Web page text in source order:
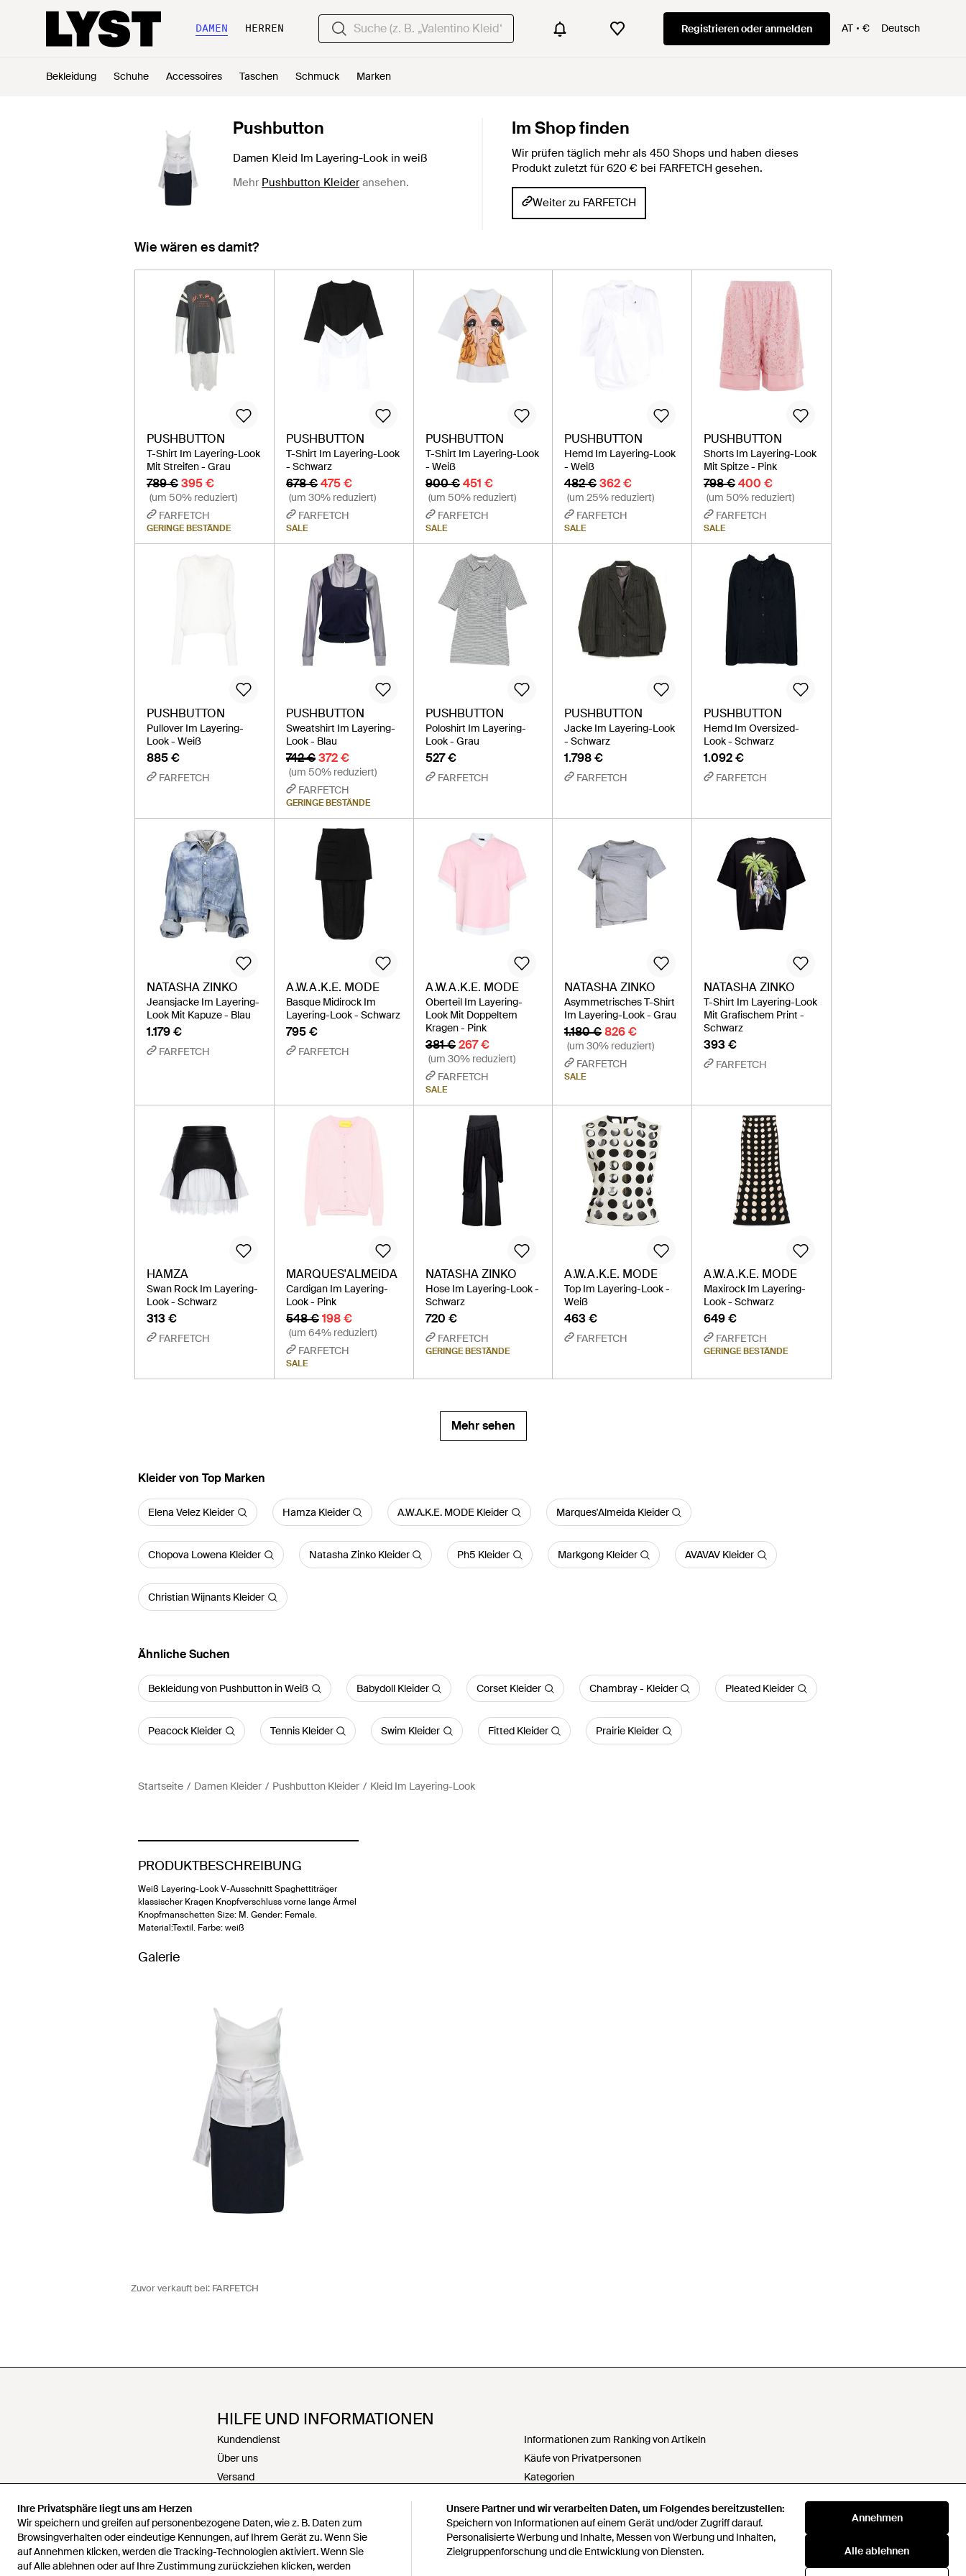
Ihre Privatsphäre liegt uns am Herzen
Wir speichern und greifen auf personenbezogene Daten, wie z. B. Daten zum
Browsingverhalten oder eindeutige Kennungen, auf Ihrem Gerät zu. Wenn Sie
auf Annehmen klicken, werden die Tracking-Technologien aktiviert. Wenn Sie
auf Alle ablehnen oder auf Ihre Zustimmung zurückziehen klicken, werden
Unsere Partner und wir verarbeiten Daten, um Folgendes bereitzustellen:
Speichern von Informationen auf einem Gerät und/oder Zugriff darauf.
Personalisierte Werbung und Inhalte, Messen von Werbung und Inhalten,
Zielgruppenforschung und die Entwicklung von Diensten.
Annehmen
Alle ablehnen
DAMEN HERREN Registrieren oder anmelden AT € Deutsch
Bekleidung Schuhe Accessoires Taschen Schmuck Marken
Pushbutton
Damen Kleid Im Layering-Look in weiß
Mehr Pushbutton Kleideransehen.
Im Shop finden
Wir prüfen täglich mehr als 450 Shops und haben dieses
Produkt zuletzt für 620 € bei FARFETCH gesehen.
Weiter zu FARFETCH
Wie wären es damit?
PUSHBUTTON
T-Shirt Im Layering-Look
Mit Streifen - Grau
789 €395 €
(um 50% reduziert)
FARFETCH
GERINGE BESTÄNDE
PUSHBUTTON
T-Shirt Im Layering-Look
- Schwarz
678 € 475 €
(um 30% reduziert)
FARFETCH
SALE
PUSHBUTTON
T-Shirt Im Layering-Look
- Weiß
900 € 451 €
(um 50% reduziert)
FARFETCH
SALE
PUSHBUTTON
Hemd Im Layering-Look
- Weiß
482 € 362 €
(um 25% reduziert)
FARFETCH
SALE
PUSHBUTTON
Shorts Im Layering-Look
Mit Spitze - Pink
798 €400 €
(um 50% reduziert)
FARFETCH
SALE
PUSHBUTTON
Pullover Im Layering-
Look - Weiß
885 €
FARFETCH
PUSHBUTTON
Sweatshirt Im Layering-
Look - Blau
742 € 372 €
(um 50% reduziert)
FARFETCH
GERINGE BESTÄNDE
PUSHBUTTON
Poloshirt Im Layering-
Look - Grau
527 €
FARFETCH
PUSHBUTTON
Jacke Im Layering-Look
- Schwarz
1.798 €
FARFETCH
PUSHBUTTON
Hemd Im Oversized-
Look - Schwarz
1.092 €
FARFETCH
NATASHA ZINKO
Jeansjacke Im Layering-
Look Mit Kapuze - Blau
1.179 €
FARFETCH
A.W.A.K.E. MODE
Basque Midirock Im
Layering-Look - Schwarz
795 €
FARFETCH
A.W.A.K.E. MODE
Oberteil Im Layering-
Look Mit Doppeltem
Kragen - Pink
381 € 267 €
(um 30% reduziert)
FARFETCH
SALE
NATASHA ZINKO
Asymmetrisches T-Shirt
Im Layering-Look - Grau
1.180 € 826 €
(um 30% reduziert)
FARFETCH
SALE
NATASHA ZINKO
T-Shirt Im Layering-Look
Mit Grafischem Print -
Schwarz
393 €
FARFETCH
HAMZA
Swan Rock Im Layering-
Look - Schwarz
313 €
FARFETCH
MARQUES'ALMEIDA
Cardigan Im Layering-
Look - Pink
548 € 198 €
(um 64% reduziert)
FARFETCH
SALE
NATASHA ZINKO
Hose Im Layering-Look -
Schwarz
720 €
FARFETCH
GERINGE BESTÄNDE
A.W.A.K.E. MODE
Top Im Layering-Look -
Weiß
463 €
FARFETCH
A.W.A.K.E. MODE
Maxirock Im Layering-
Look - Schwarz
649 €
FARFETCH
GERINGE BESTÄNDE
Mehr sehen
Kleider von Top Marken
Elena Velez Kleider Hamza Kleider A.W.A.K.E. MODE Kleider Marques'Almeida Kleider
Chopova Lowena Kleider Natasha Zinko Kleider Ph5 Kleider Markgong Kleider AVAVAV Kleider
Christian Wijnants Kleider
Ähnliche Suchen
Bekleidung von Pushbutton in Weiß Babydoll Kleider Corset Kleider Chambray - Kleider Pleated Kleider
Peacock Kleider Tennis Kleider Swim Kleider Fitted Kleider Prairie Kleider
Startseite Damen Kleider Pushbutton Kleider Kleid Im Layering-Look
PRODUKTBESCHREIBUNG
Weiß Layering-Look V-Ausschnitt Spaghettiträger
klassischer Kragen Knopfverschluss vorne lange Ärmel
Knopfmanschetten Size: M. Gender: Female.
Material:Textil. Farbe: weiß
Galerie
Zuvor verkauft bei: FARFETCH
HILFE UND INFORMATIONEN
Kundendienst
Über uns
Versand
Rückerstattungen
Karriere
Kontakt
Informationen zum Ranking von Artikeln
Käufe von Privatpersonen
Kategorien
Meine personenbezogenen Daten nicht verkaufen oder
weitergeben
Erklärung zur modernen Sklaverei